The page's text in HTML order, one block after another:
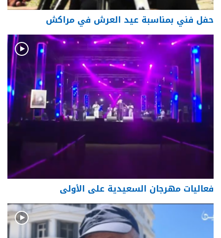
حفل فني بمناسبة عيد العرش في مراكش
فعاليات مهرجان السعيدية على الأولى